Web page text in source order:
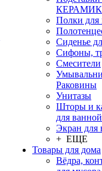
Полки для
Сиденье
Сифоны,
Смесители
Раковины
Унитазы
Шторы и
для ванной
Экран для
+ ЕЩЕ
Товары для дома
Вёдра,